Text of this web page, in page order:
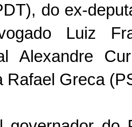
do ex-
Luiz
Alexandre
Rafael Greca